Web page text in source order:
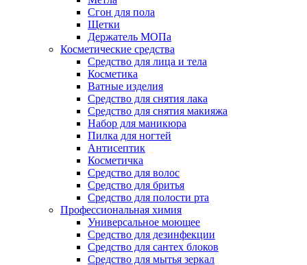
Сгон для пола
Щетки
Держатель МОПа
Косметические средства
Средство для лица и тела
Косметика
Ватные изделия
Средство для снятия лака
Средство для снятия макияжа
Набор для маникюра
Пилка для ногтей
Антисептик
Косметичка
Средство для волос
Средство для бритья
Средство для полости рта
Профессиональная химия
Универсальное моющее
Средство для дезинфекции
Средство для сантех блоков
Средство для мытья зеркал